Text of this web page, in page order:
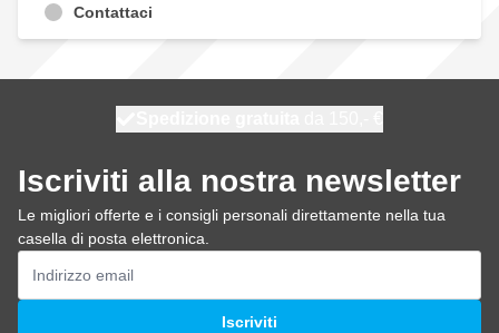
Contattaci
Iscriviti alla nostra newsletter
Le migliori offerte e i consigli personali direttamente nella tua
casella di posta elettronica.
Indirizzo email
Iscriviti